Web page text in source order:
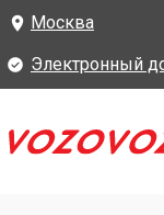
Москва
Электронный